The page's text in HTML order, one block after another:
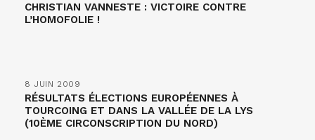
CHRISTIAN VANNESTE : VICTOIRE CONTRE
L’HOMOFOLIE !
8 JUIN 2009
RÉSULTATS ÉLECTIONS EUROPÉENNES À
TOURCOING ET DANS LA VALLÉE DE LA LYS
(10ÈME CIRCONSCRIPTION DU NORD)